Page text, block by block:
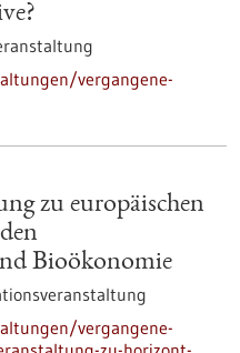
vergangene-
zu europäischen
Bioökonomie
vergangene-